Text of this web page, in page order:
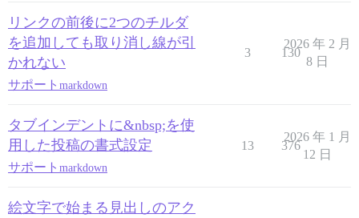
リンクの前後に2つのチルダ
を追加しても取り消し線が引
かれない
サポート markdown
3 130
2026 年 2 月
8 日
タブインデントに&nbsp;を使
用した投稿の書式設定
サポート markdown
13 376
2026 年 1 月
12 日
絵文字で始まる見出しのアク